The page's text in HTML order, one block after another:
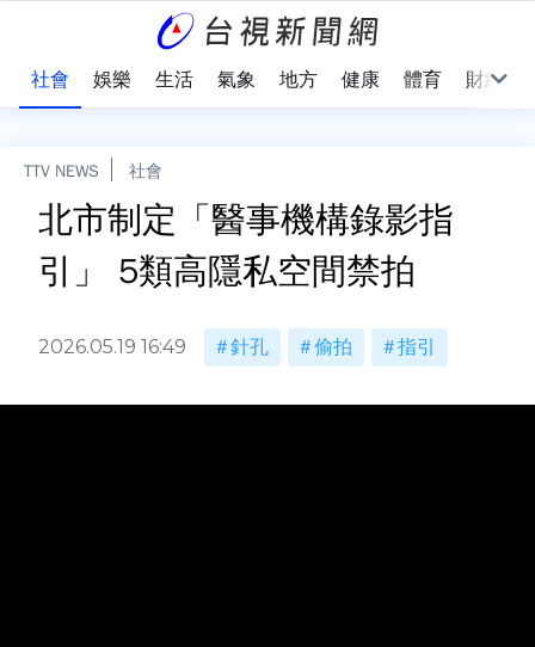
社會 娛樂 生活 氣象 地方 健康 體育 財經
TTV NEWS 社會
北市制定「醫事機構錄影指
引」 5類高隱私空間禁拍
2026.05.19 16:49 針孔 偷拍 指引